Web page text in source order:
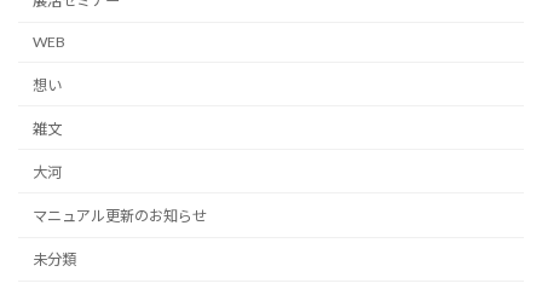
WEB
想い
雑文
大河
マニュアル更新のお知らせ
未分類